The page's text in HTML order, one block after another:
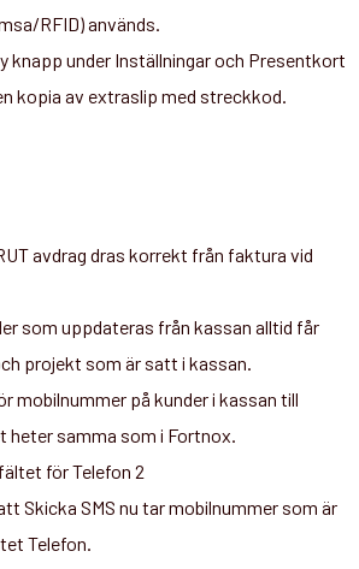
RFID) används.
knapp under Inställningar och Presentkort
kopia av extraslip med streckkod.
avdrag dras korrekt från faktura vid
som uppdateras från kassan alltid får
projekt som är satt i kassan.
mobilnummer på kunder i kassan till
heter samma som i Fortnox.
för Telefon 2
Skicka SMS nu tar mobilnummer som är
Telefon.